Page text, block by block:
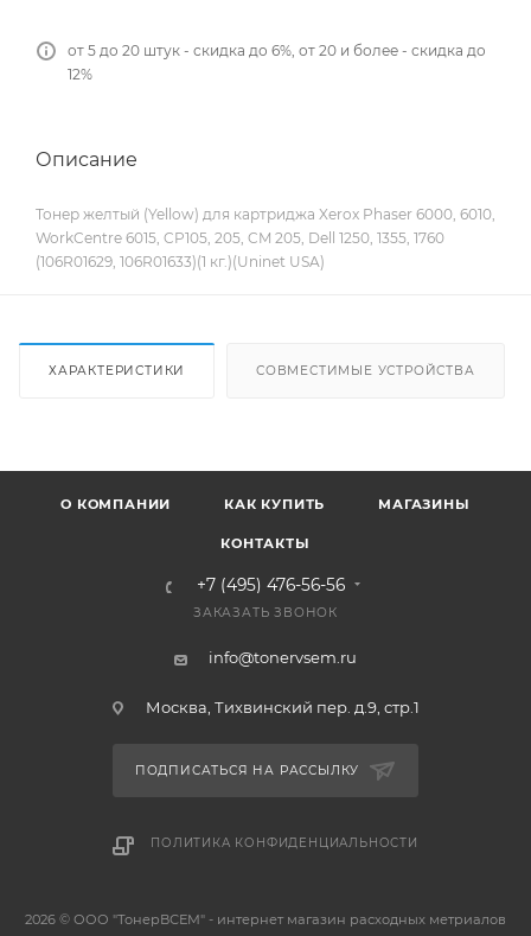
от 5 до 20 штук - скидка до 6%, от 20 и более - скидка до
12%
Описание
Тонер желтый (Yellow) для картриджа Xerox Phaser 6000, 6010,
WorkCentre 6015, CP105, 205, CM 205, Dell 1250, 1355, 1760
(106R01629, 106R01633)(1 кг.)(Uninet USA)
ХАРАКТЕРИСТИКИ СОВМЕСТИМЫЕ УСТРОЙСТВА
О КОМПАНИИ КАК КУПИТЬ МАГАЗИНЫ
КОНТАКТЫ
+7 (495) 476-56-56
ЗАКАЗАТЬ ЗВОНОК
info@tonervsem.ru
Москва, Тихвинский пер. д.9, стр.1
ПОДПИСАТЬСЯ НА РАССЫЛКУ
ПОЛИТИКА КОНФИДЕНЦИАЛЬНОСТИ
2026 © ООО "ТонерВСЕМ" - интернет магазин расходных метриалов